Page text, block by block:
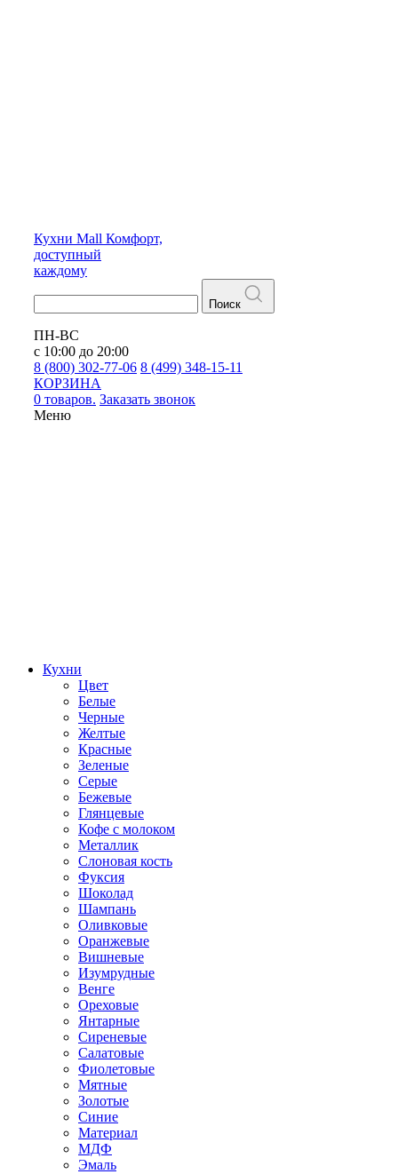
Кухни Mall Комфорт,
доступный
каждому
Поиск
ПН-ВС
с 10:00 до 20:00
8 (800) 302-77-06 8 (499) 348-15-11
КОРЗИНА
0 товаров. Заказать звонок
Меню
Кухни
Цвет
Белые
Черные
Желтые
Красные
Зеленые
Серые
Бежевые
Глянцевые
Кофе с молоком
Металлик
Слоновая кость
Фуксия
Шоколад
Шампань
Оливковые
Оранжевые
Вишневые
Изумрудные
Венге
Ореховые
Янтарные
Сиреневые
Салатовые
Фиолетовые
Мятные
Золотые
Синие
Материал
МДФ
Эмаль